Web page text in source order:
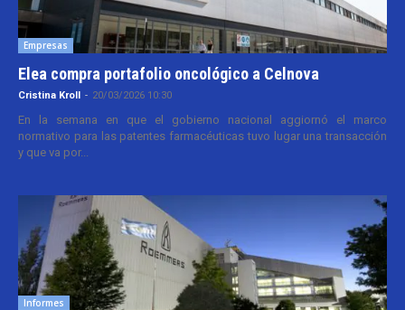
Empresas
Elea compra portafolio oncológico a Celnova
Cristina Kroll - 20/03/2026 10:30
En la semana en que el gobierno nacional aggiornó el marco
normativo para las patentes farmacéuticas tuvo lugar una transacción
y que va por...
Informes